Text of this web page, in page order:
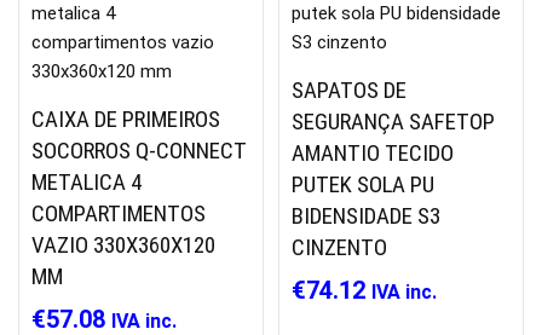
CAIXA DE PRIMEIROS
SOCORROS Q-CONNECT
METALICA 4
COMPARTIMENTOS
VAZIO 330X360X120
MM
€57.08 IVA inc.
SAPATOS DE
SEGURANÇA SAFETOP
AMANTIO TECIDO
PUTEK SOLA PU
BIDENSIDADE S3
CINZENTO
€74.12 IVA inc.